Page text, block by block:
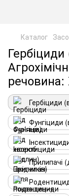
Каталог
Гербіциди
речовина:
Гербіциди
Фунгіциди
Прилипачі